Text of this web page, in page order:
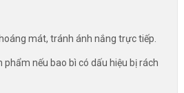
mát, tránh ánh nắng trực tiếp.
phẩm nếu bao bì có dấu hiệu bị rách